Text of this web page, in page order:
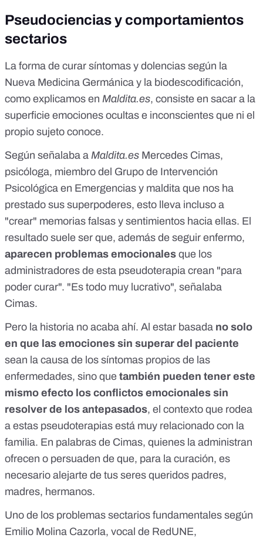
Pseudociencias y comportamientos
sectarios
La forma de curar síntomas y dolencias según la
Nueva Medicina Germánica y la biodescodificación,
como explicamos en Maldita.es, consiste en sacar a la
superficie emociones ocultas e inconscientes que ni el
propio sujeto conoce.
Según señalaba a Maldita.es Mercedes Cimas,
psicóloga, miembro del Grupo de Intervención
Psicológica en Emergencias y maldita que nos ha
prestado sus superpoderes, esto lleva incluso a
"crear" memorias falsas y sentimientos hacia ellas. El
resultado suele ser que, además de seguir enfermo,
aparecen problemas emocionales que los
administradores de esta pseudoterapia crean "para
poder curar". "Es todo muy lucrativo", señalaba
Cimas.
Pero la historia no acaba ahí. Al estar basada no solo
en que las emociones sin superar del paciente
sean la causa de los síntomas propios de las
enfermedades, sino que también pueden tener este
mismo efecto los conflictos emocionales sin
resolver de los antepasados, el contexto que rodea
a estas pseudoterapias está muy relacionado con la
familia. En palabras de Cimas, quienes la administran
ofrecen o persuaden de que, para la curación, es
necesario alejarte de tus seres queridos padres,
madres, hermanos.
Uno de los problemas sectarios fundamentales según
Emilio Molina Cazorla, vocal de RedUNE,